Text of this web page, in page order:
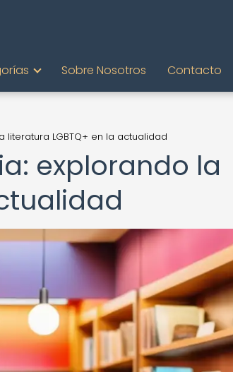
Sobre Nosotros Contacto
LGBTQ+ en la actualidad
explorando la